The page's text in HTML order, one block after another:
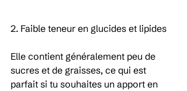
2. Faible teneur en glucides et lipides
Elle contient généralement peu de
sucres et de graisses, ce qui est
parfait si tu souhaites un apport en